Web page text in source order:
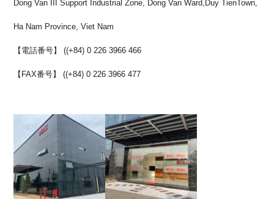
Dong Van III Support Industrial Zone, Dong Van Ward,Duy TienTown,
Ha Nam Province, Viet Nam
【電話番号】 ((+84) 0 226 3966 466
【FAX番号】 ((+84) 0 226 3966 477